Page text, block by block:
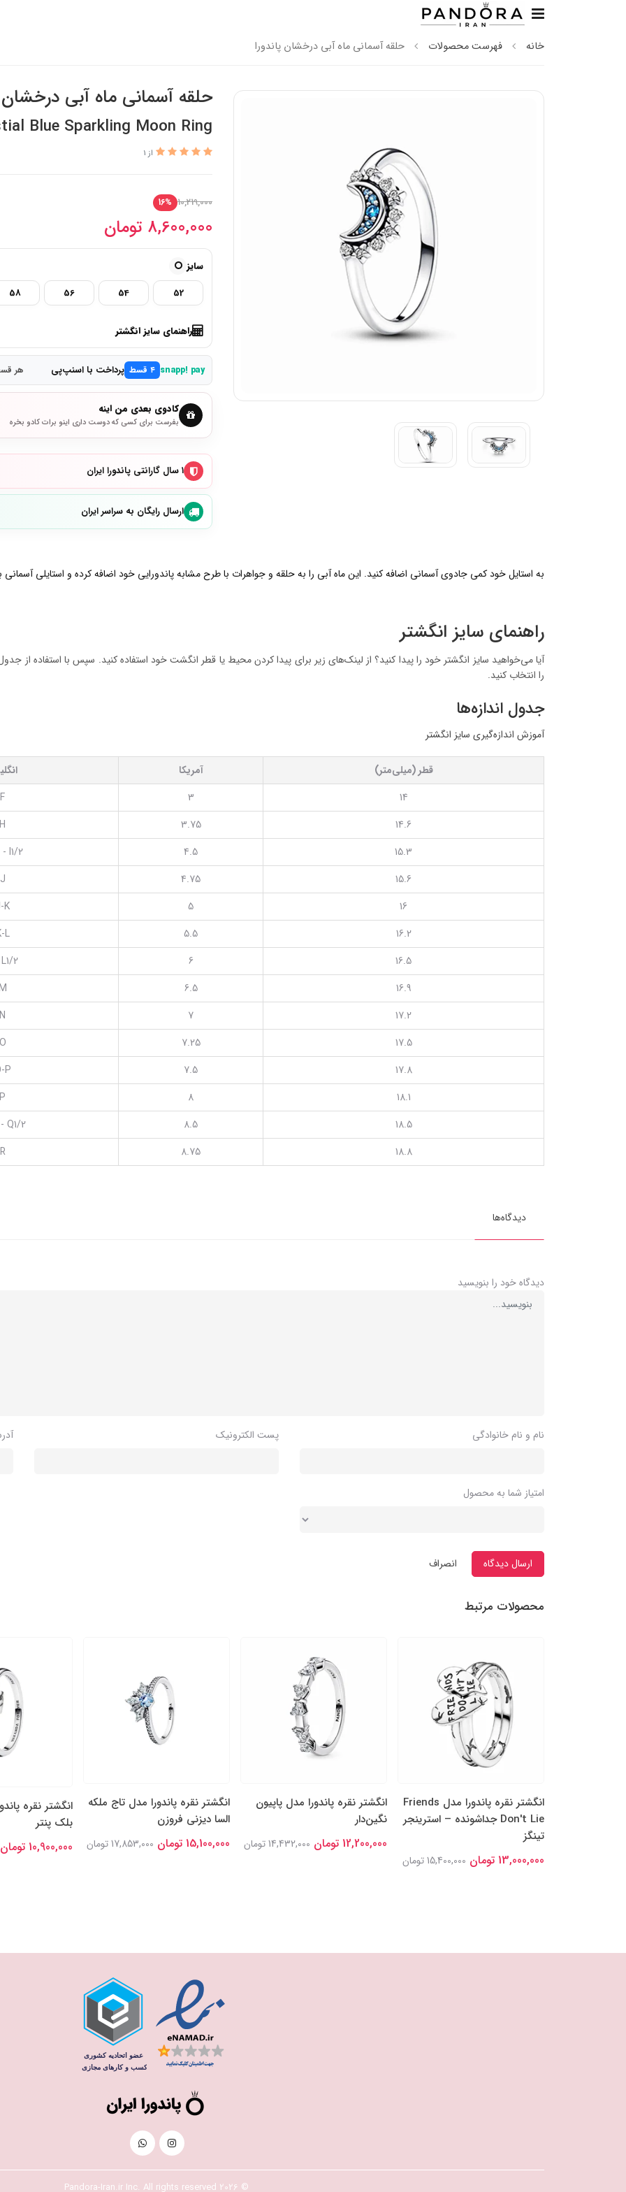
خانه فهرست محصولات حلقه آسمانی ماه آبی درخشان پاندورا
حلقه آسمانی ماه آبی درخشان
Blue Sparkling Moon Ring
از 1
10,219,000
16%
8,600,000 تومان
سایز
52
54
56
58
راهنمای سایز انگشتر
snapp! pay ۴ قسط پرداخت با اسنپ‌پی هر قسط
کادوی بعدی من اینه
بفرست برای کسی که دوست داری اینو برات کادو بخره
۱ سال گارانتی پاندورا ایران
ارسال رایگان به سراسر ایران
به استایل خود کمی جادوی آسمانی اضافه کنید. این ماه آبی را به حلقه و جواهرات با طرح مشابه پاندورایی خود اضافه کرده و استایلی آسمانی
راهنمای سایز انگشتر
آیا می‌خواهید سایز انگشتر خود را پیدا کنید؟ از لینک‌های زیر برای پیدا کردن محیط یا قطر انگشت خود استفاده کنید. سپس با استفاده از
را انتخاب کنید.
جدول اندازه‌ها
آموزش اندازه‌گیری سایز انگشتر
قطر (میلی‌متر) آمریکا
14
3
F
14.6
3.75
H
15.3
4.5
- I1/2
15.6
4.75
J
16
5
K
16.2
5.5
L
16.5
6
2
16.9
6.5
17.2
7
N
17.5
7.25
O
17.8
7.5
P
18.1
8
P
18.5
8.5
Q1/2
18.8
8.75
R
دیدگاه‌ها
دیدگاه خود را بنویسید
نام و نام خانوادگی پست الکترونیک
امتیاز شما به محصول
ارسال دیدگاه انصراف
محصولات مرتبط
انگشتر نقره پاندورا مدل Friends
Don't Lie جداشونده – استرینجر
تینگز
13,000,000 تومان 15,400,000 تومان
انگشتر نقره پاندورا مدل پاپیون
نگین‌دار
12,200,000 تومان 14,432,000 تومان
انگشتر نقره پاندورا مدل تاج ملکه
السا دیزنی فروزن
15,100,000 تومان 17,853,000 تومان
انگشتر نقره
بلک پنتر
10,900,000 تومان
© 2026 Pandora-Iran.ir Inc. All rights reserved